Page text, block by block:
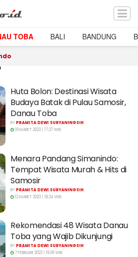
TOBA BALI BANDUNG
Huta Bolon: Destinasi Wisata
Budaya Batak di Pulau Samosir,
Danau Toba
BYPRAMITA DEWI SURYANINGSIH
18 MARET 2023 | 17:27 WIB
Menara Pandang Simanindo:
Tempat Wisata Murah & Hits di
Samosir
BYPRAMITA DEWI SURYANINGSIH
12 MARET 2023 | 18:24 WIB
Rekomendasi 48 Wisata Danau
Toba yang Wajib Dikunjungi
BYPRAMITA DEWI SURYANINGSIH
7 FEBRUARI 2023 | 19:08 WIB